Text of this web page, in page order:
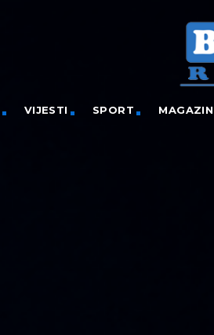
VIJESTI SPORT MAGAZIN